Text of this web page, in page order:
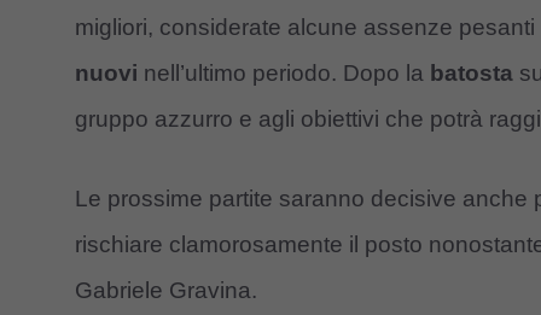
migliori, considerate alcune assenze pesanti
nuovi nell’ultimo periodo. Dopo la batosta
gruppo azzurro e agli obiettivi che potrà
Le prossime partite saranno decisive anche
rischiare clamorosamente il posto
Gabriele Gravina.